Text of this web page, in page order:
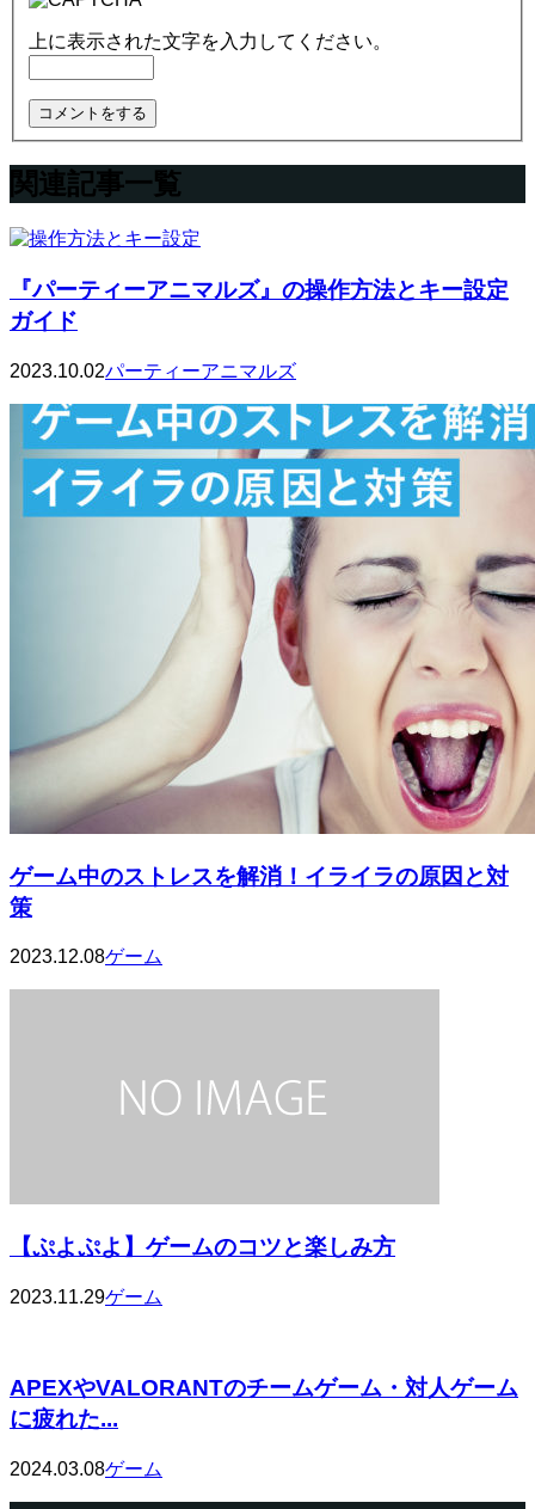
上に表示された文字を入力してください。
関連記事一覧
『パーティーアニマルズ』の操作方法とキー設定
ガイド
2023.10.02パーティーアニマルズ
ゲーム中のストレスを解消！イライラの原因と対
策
2023.12.08ゲーム
【ぷよぷよ】ゲームのコツと楽しみ方
2023.11.29ゲーム
APEXやVALORANTのチームゲーム・対人ゲーム
に疲れた...
2024.03.08ゲーム